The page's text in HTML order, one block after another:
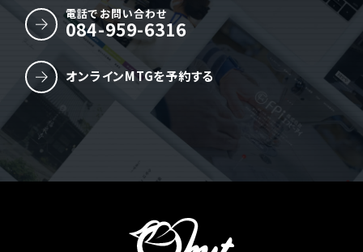
電話でお問い合わせ
084-959-6316
オンラインMTGを予約する